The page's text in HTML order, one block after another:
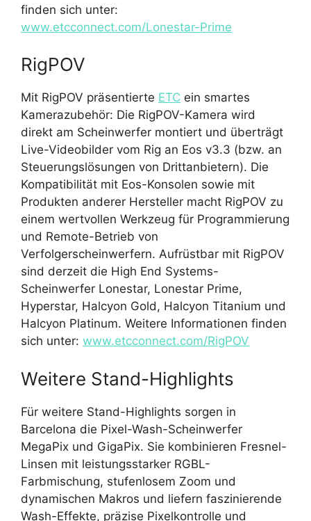
finden sich unter:
www.etcconnect.com/Lonestar-Prime
RigPOV
Mit RigPOV präsentierte ETC ein smartes
Kamerazubehör: Die RigPOV-Kamera wird
direkt am Scheinwerfer montiert und überträgt
Live-Videobilder vom Rig an Eos v3.3 (bzw. an
Steuerungslösungen von Drittanbietern). Die
Kompatibilität mit Eos-Konsolen sowie mit
Produkten anderer Hersteller macht RigPOV zu
einem wertvollen Werkzeug für Programmierung
und Remote-Betrieb von
Verfolgerscheinwerfern. Aufrüstbar mit RigPOV
sind derzeit die High End Systems-
Scheinwerfer Lonestar, Lonestar Prime,
Hyperstar, Halcyon Gold, Halcyon Titanium und
Halcyon Platinum. Weitere Informationen finden
sich unter: www.etcconnect.com/RigPOV
Weitere Stand-Highlights
Für weitere Stand-Highlights sorgen in
Barcelona die Pixel-Wash-Scheinwerfer
MegaPix und GigaPix. Sie kombinieren Fresnel-
Linsen mit leistungsstarker RGBL-
Farbmischung, stufenlosem Zoom und
dynamischen Makros und liefern faszinierende
Wash-Effekte, präzise Pixelkontrolle und